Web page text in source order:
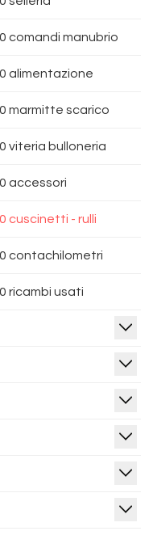
comandi manubrio
alimentazione
marmitte scarico
viteria bulloneria
accessori
cuscinetti - rulli
contachilometri
ricambi usati